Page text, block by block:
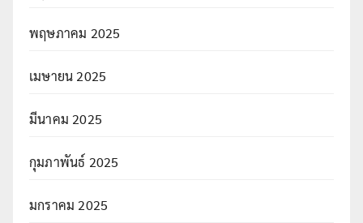
พฤษภาคม 2025
เมษายน 2025
มีนาคม 2025
กุมภาพันธ์ 2025
มกราคม 2025